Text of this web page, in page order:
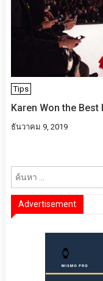
Tips
Karen Won the
ธันวาคม 9, 2019
Advertisement